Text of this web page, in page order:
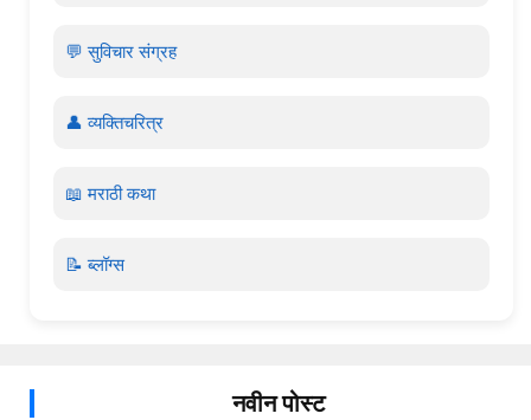
💬 सुविचार संग्रह
👤 व्यक्तिचरित्र
📖 मराठी कथा
📝 ब्लॉग्स
नवीन पोस्ट